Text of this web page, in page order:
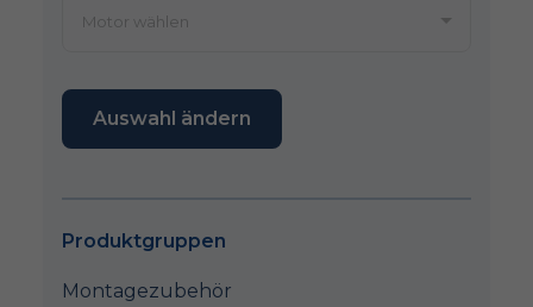
Auswahl ändern
Produktgruppen
Montagezubehör